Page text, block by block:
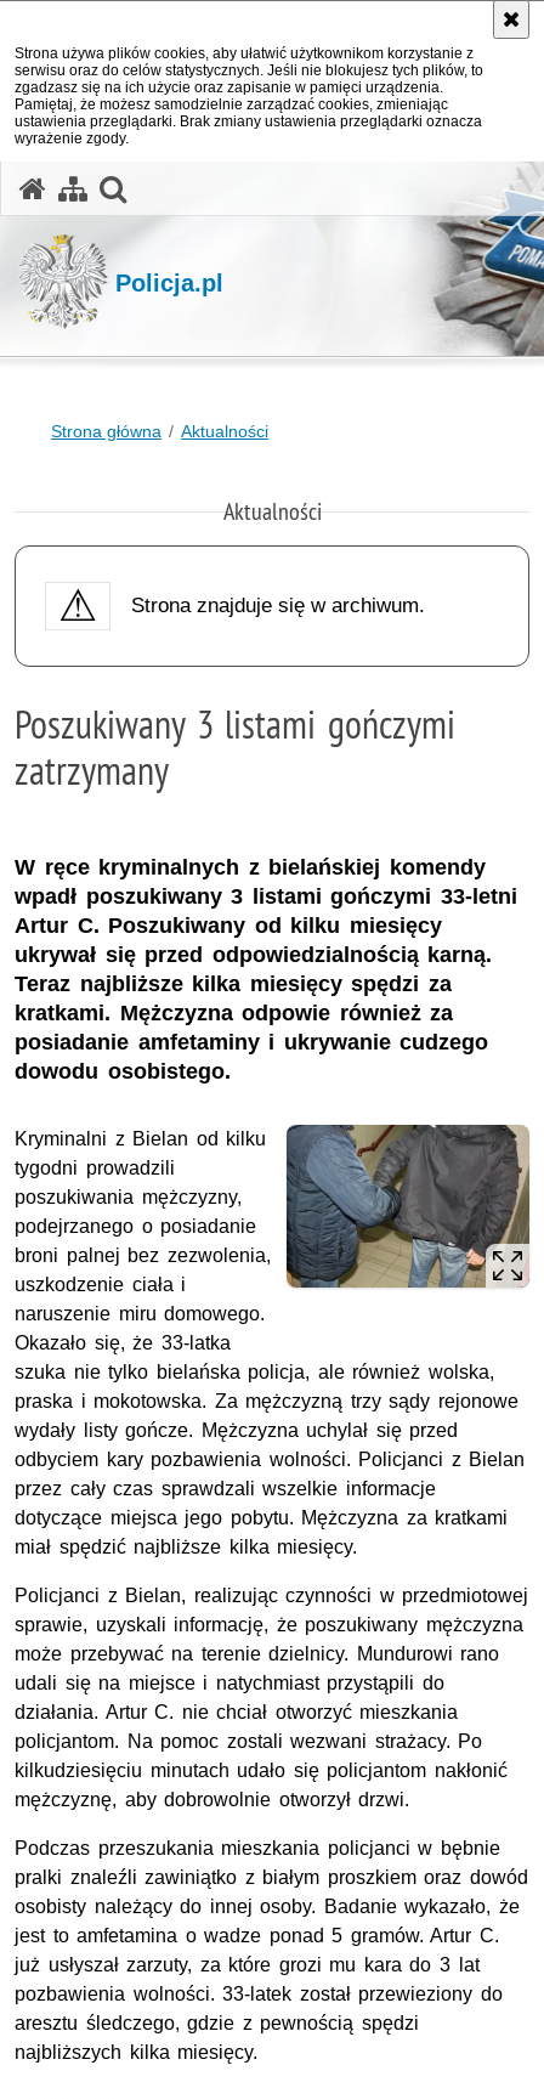
Strona używa plików cookies, aby ułatwić użytkownikom korzystanie z
serwisu oraz do celów statystycznych. Jeśli nie blokujesz tych plików, to
zgadzasz się na ich użycie oraz zapisanie w pamięci urządzenia.
Pamiętaj, że możesz samodzielnie zarządzać cookies, zmieniając
ustawienia przeglądarki. Brak zmiany ustawienia przeglądarki oznacza
wyrażenie zgody.
Policja.pl
Strona główna Aktualności
Aktualności
Strona znajduje się w archiwum.
Poszukiwany 3 listami gończymi
zatrzymany
W ręce kryminalnych z bielańskiej komendy
wpadł poszukiwany 3 listami gończymi 33-letni
Artur C. Poszukiwany od kilku miesięcy
ukrywał się przed odpowiedzialnością karną.
Teraz najbliższe kilka miesięcy spędzi za
kratkami. Mężczyzna odpowie również za
posiadanie amfetaminy i ukrywanie cudzego
dowodu osobistego.
Kryminalni z Bielan od kilku
tygodni prowadzili
poszukiwania mężczyzny,
podejrzanego o posiadanie
broni palnej bez zezwolenia,
uszkodzenie ciała i
naruszenie miru domowego.
Okazało się, że 33-latka
szuka nie tylko bielańska policja, ale również wolska,
praska i mokotowska. Za mężczyzną trzy sądy rejonowe
wydały listy gończe. Mężczyzna uchylał się przed
odbyciem kary pozbawienia wolności. Policjanci z Bielan
przez cały czas sprawdzali wszelkie informacje
dotyczące miejsca jego pobytu. Mężczyzna za kratkami
miał spędzić najbliższe kilka miesięcy.
Policjanci z Bielan, realizując czynności w przedmiotowej
sprawie, uzyskali informację, że poszukiwany mężczyzna
może przebywać na terenie dzielnicy. Mundurowi rano
udali się na miejsce i natychmiast przystąpili do
działania. Artur C. nie chciał otworzyć mieszkania
policjantom. Na pomoc zostali wezwani strażacy. Po
kilkudziesięciu minutach udało się policjantom nakłonić
mężczyznę, aby dobrowolnie otworzył drzwi.
Podczas przeszukania mieszkania policjanci w bębnie
pralki znaleźli zawiniątko z białym proszkiem oraz dowód
osobisty należący do innej osoby. Badanie wykazało, że
jest to amfetamina o wadze ponad 5 gramów. Artur C.
już usłyszał zarzuty, za które grozi mu kara do 3 lat
pozbawienia wolności. 33-latek został przewieziony do
aresztu śledczego, gdzie z pewnością spędzi
najbliższych kilka miesięcy.